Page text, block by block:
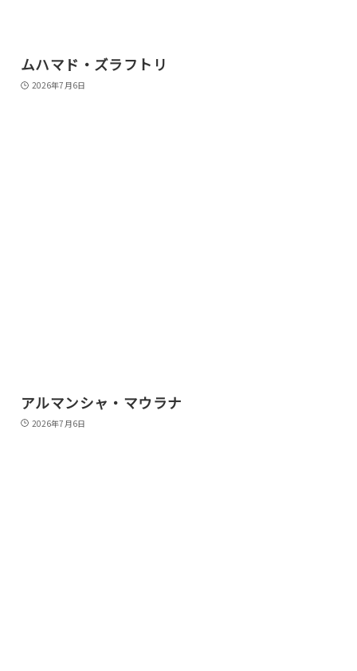
ムハマド・ズラフトリ
2026年7月6日
アルマンシャ・マウラナ
2026年7月6日